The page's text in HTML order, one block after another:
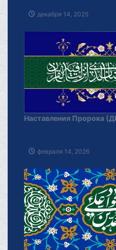
декабря 14, 2025
Наставления Пророка
февраля 14, 2026